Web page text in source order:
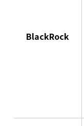
BlackRock